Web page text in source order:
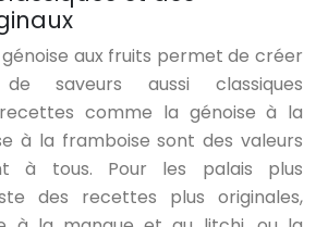
génoise aux fruits permet de créer
saveurs aussi classiques
recettes comme la génoise à la
à la framboise sont des valeurs
à tous. Pour les palais plus
des recettes plus originales,